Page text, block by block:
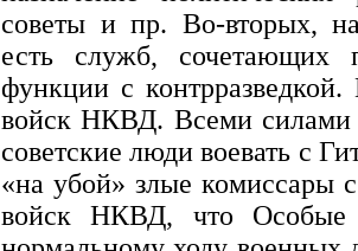
советы и пр. Во-вторых,
есть служб, сочетающих
функции с
войск НКВД. Всеми силами
советские люди воевать с
«на убой» злые комиссары
войск НКВД, что Особые